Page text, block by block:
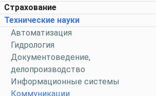
Страхование
Технические науки
Автоматизация
Гидрология
Документоведение,
делопроизводство
Информационные системы
Коммуникации